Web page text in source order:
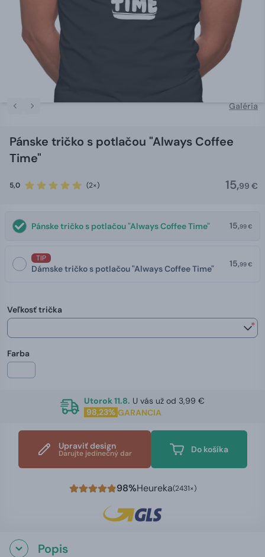
Galéria
Pánske tričko s potlačou "Always Coffee
Time"
5,0 (2×) 15,99 €
Pánske tričko s potlačou "Always Coffee Time" 15,99 €
TIP
Dámske tričko s potlačou "Always Coffee Time" 15,99 €
Veľkosť trička
*
Farba
Utorok 11.8. U vás už od 3,99 €
98,23% GARANCIA
Upraviť design
Darujte jedinečný dar Do košíka
98%Heureka(2431×)
Popis